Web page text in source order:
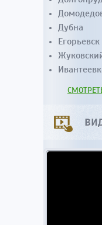
Дубна
Егорьевск